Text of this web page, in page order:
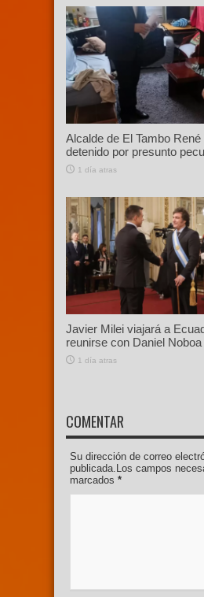
Alcalde de El Tambo
detenido por presunto
1 día atras
Javier Milei viajará a
reunirse con Daniel Noboa
1 día atras
COMENTAR
Su dirección de correo
publicada.Los campos
marcados *